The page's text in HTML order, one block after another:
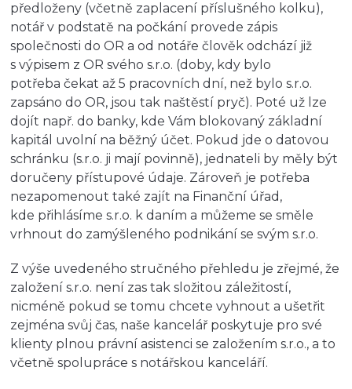
předloženy (včetně zaplacení příslušného kolku),
notář v podstatě na počkání provede zápis
společnosti do OR a od notáře člověk odchází již
s výpisem z OR svého s.r.o. (doby, kdy bylo
potřeba čekat až 5 pracovních dní, než bylo s.r.o.
zapsáno do OR, jsou tak naštěstí pryč). Poté už lze
dojít např. do banky, kde Vám blokovaný základní
kapitál uvolní na běžný účet. Pokud jde o datovou
schránku (s.r.o. ji mají povinně), jednateli by měly být
doručeny přístupové údaje. Zároveň je potřeba
nezapomenout také zajít na Finanční úřad,
kde přihlásíme s.r.o. k daním a můžeme se směle
vrhnout do zamýšleného podnikání se svým s.r.o.
Z výše uvedeného stručného přehledu je zřejmé, že
založení s.r.o. není zas tak složitou záležitostí,
nicméně pokud se tomu chcete vyhnout a ušetřit
zejména svůj čas, naše kancelář poskytuje pro své
klienty plnou právní asistenci se založením s.r.o., a to
včetně spolupráce s notářskou kanceláří.